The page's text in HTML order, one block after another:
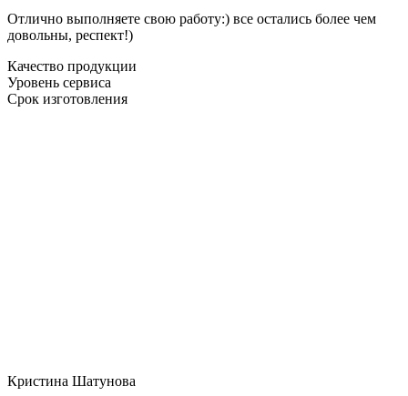
Отлично выполняете свою работу:) все остались более чем
довольны, респект!)
Качество продукции
Уровень сервиса
Срок изготовления
Кристина Шатунова